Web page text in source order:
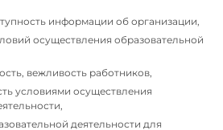
информации об организации,
осуществления образовательной
вежливость работников,
условиями осуществления
деятельности для